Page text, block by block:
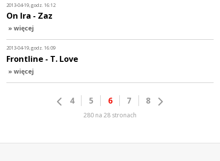
2013-04-19, godz. 16:12
On Ira - Zaz
» więcej
2013-04-19, godz. 16:09
Frontline - T. Love
» więcej
4 5 6 7 8
280 na 28 stronach